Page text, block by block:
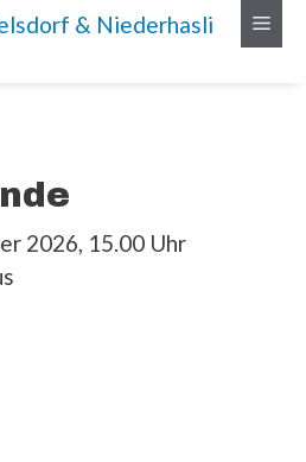
Menü
2026, 15.00 Uhr